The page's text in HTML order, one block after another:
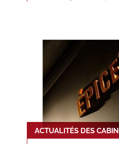
ACTUALITÉS DES